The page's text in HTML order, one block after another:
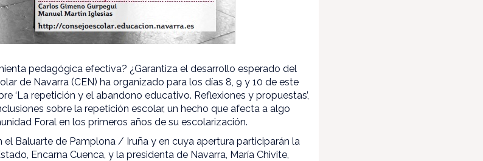
pedagógica efectiva? ¿Garantiza el desarrollo esperado del
de Navarra (CEN) ha organizado para los días 8, 9 y 10 de este
‘La repetición y el abandono educativo. Reflexiones y propuestas’,
sobre la repetición escolar, un hecho que afecta a algo
Foral en los primeros años de su escolarización.
el Baluarte de Pamplona / Iruña y en cuya apertura participarán la
Encarna Cuenca, y la presidenta de Navarra, María Chivite,